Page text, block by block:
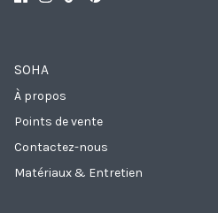
SOHA
À propos
Points de vente
Contactez-nous
Matériaux & Entretien